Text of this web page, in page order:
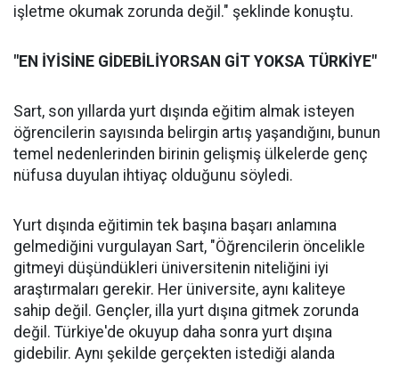
işletme okumak zorunda değil." şeklinde konuştu.
"EN İYİSİNE GİDEBİLİYORSAN GİT YOKSA TÜRKİYE"
Sart, son yıllarda yurt dışında eğitim almak isteyen
öğrencilerin sayısında belirgin artış yaşandığını, bunun
temel nedenlerinden birinin gelişmiş ülkelerde genç
nüfusa duyulan ihtiyaç olduğunu söyledi.
Yurt dışında eğitimin tek başına başarı anlamına
gelmediğini vurgulayan Sart, "Öğrencilerin öncelikle
gitmeyi düşündükleri üniversitenin niteliğini iyi
araştırmaları gerekir. Her üniversite, aynı kaliteye
sahip değil. Gençler, illa yurt dışına gitmek zorunda
değil. Türkiye'de okuyup daha sonra yurt dışına
gidebilir. Aynı şekilde gerçekten istediği alanda